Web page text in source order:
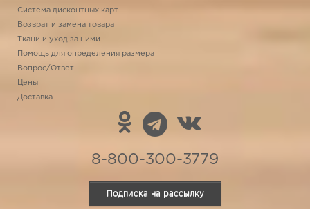
Система дисконтных карт
Возврат и замена товара
Ткани и уход за ними
Помощь для определения размера
Вопрос/Ответ
Цены
Доставка
8-800-300-3779
Подписка на рассылку